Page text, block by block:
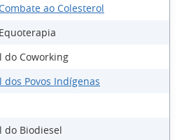
ao Colesterol
do Coworking
Povos Indígenas
do Biodiesel